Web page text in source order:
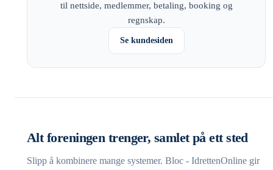
til nettside, medlemmer, betaling, booking og
regnskap.
Se kundesiden
Alt foreningen trenger, samlet på ett sted
Slipp å kombinere mange systemer. Bloc - IdrettenOnline gir